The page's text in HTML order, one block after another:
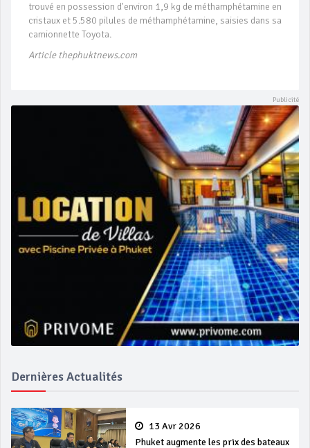
trouvé en possession d'environ 1,9 kg de méthamphétamine en
cristaux et 5.580 pilules de méthamphétamine, saisies dans sa
camionnette Toyota.
Article thephuktnews.com
Dernières Actualités
13 Avr 2026
Phuket augmente les prix des bateaux